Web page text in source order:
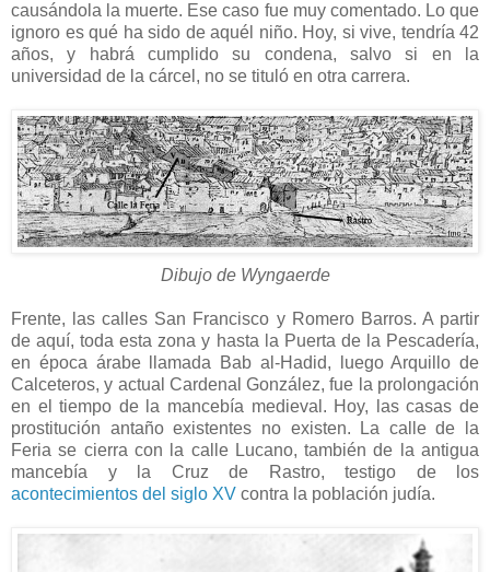
causándola la muerte. Ese caso fue muy comentado. Lo que
ignoro es qué ha sido de aquél niño. Hoy, si vive, tendría 42
años, y habrá cumplido su condena, salvo si en la
universidad de la cárcel, no se tituló en otra carrera.
Dibujo de Wyngaerde
Frente, las calles San Francisco y Romero Barros. A partir
de aquí, toda esta zona y hasta la Puerta de la Pescadería,
en época árabe llamada Bab al-Hadid, luego Arquillo de
Calceteros, y actual Cardenal González, fue la prolongación
en el tiempo de la mancebía medieval. Hoy, las casas de
prostitución antaño existentes no existen. La calle de la
Feria se cierra con la calle Lucano, también de la antigua
mancebía y la Cruz de Rastro, testigo de los
acontecimientos del siglo XV contra la población judía.